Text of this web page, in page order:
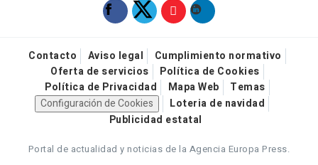
Contacto Aviso legal
Cumplimiento normativo
Oferta de servicios
Política de Cookies
Política de Privacidad
Mapa Web
Temas
Configuración de Cookies
Loteria de navidad
Publicidad estatal
Portal de actualidad y noticias de la Agencia Europa Press.